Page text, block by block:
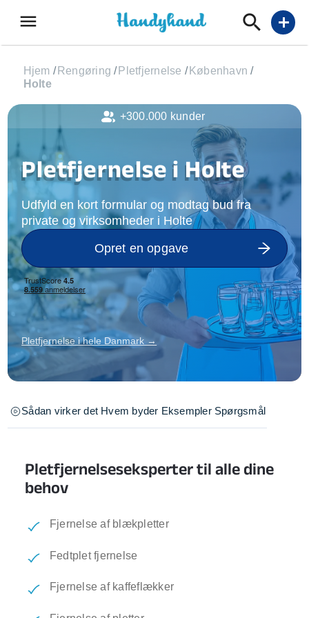
menu add
Hjem / Rengøring / Pletfjernelse / København /
Holte
Pletfjernelse i Holte
Udfyld en kort formular og modtag bud fra
private og virksomheder i Holte
Opret en opgave
Pletfjernelse i hele Danmark →
Sådan virker det Hvem byder Eksempler Spørgsmål
Pletfjernelseseksperter til alle dine
behov
Fjernelse af blækpletter
Fedtplet fjernelse
Fjernelse af kaffeflækker
+300.000 kunder